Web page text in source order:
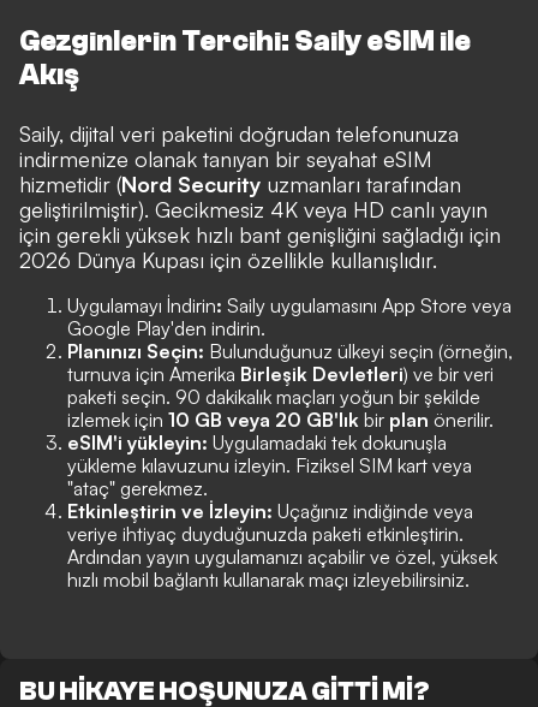
Gezginlerin Tercihi: Saily eSIM ile
Akış
Saily, dijital veri paketini doğrudan telefonunuza
indirmenize olanak tanıyan bir seyahat eSIM
hizmetidir (Nord Security uzmanları tarafından
geliştirilmiştir). Gecikmesiz 4K veya HD canlı yayın
için gerekli yüksek hızlı bant genişliğini sağladığı için
2026 Dünya Kupası için özellikle kullanışlıdır.
Uygulamayı İndirin: Saily uygulamasını App Store veya
Google Play'den indirin.
Planınızı Seçin: Bulunduğunuz ülkeyi seçin (örneğin,
turnuva için Amerika Birleşik Devletleri) ve bir veri
paketi seçin. 90 dakikalık maçları yoğun bir şekilde
izlemek için 10 GB veya 20 GB'lık bir plan önerilir.
eSIM'i yükleyin: Uygulamadaki tek dokunuşla
yükleme kılavuzunu izleyin. Fiziksel SIM kart veya
"ataç" gerekmez.
Etkinleştirin ve İzleyin: Uçağınız indiğinde veya
veriye ihtiyaç duyduğunuzda paketi etkinleştirin.
Ardından yayın uygulamanızı açabilir ve özel, yüksek
hızlı mobil bağlantı kullanarak maçı izleyebilirsiniz.
BU HİKAYE HOŞUNUZA GİTTİ Mİ?